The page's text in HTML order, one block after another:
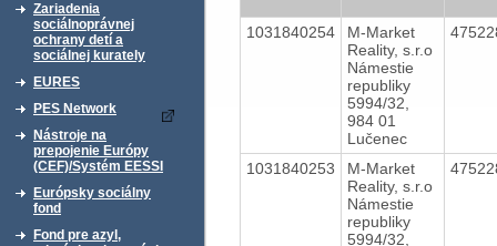
Zariadenia
sociálnoprávnej
ochrany detí a
sociálnej kurately
EURES
PES Network
Nástroje na
prepojenie Európy
(CEF)/Systém EESSI
Európsky sociálny
fond
Fond pre azyl,
1031840254
M-Market
Reality, s.r.o
Námestie
republiky
5994/32,
984 01
Lučenec
1031840253
M-Market
Reality, s.r.o
Námestie
republiky
5994/32,